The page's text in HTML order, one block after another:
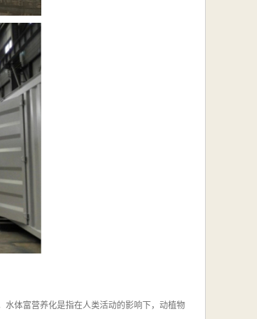
体富营养化是指在人类活动的影响下，动植物